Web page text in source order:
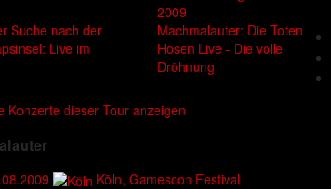
Suche nach der
Live im
2009
Machmalauter: Die Toten
Hosen Live - Die volle
Dröhnung
Konzerte dieser Tour anzeigen
Köln, Gamescon Festival